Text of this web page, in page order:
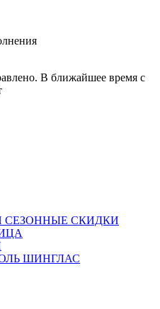
В ближайшее время с
СЕЗОННЫЕ СКИДКИ
ШИНГЛАС